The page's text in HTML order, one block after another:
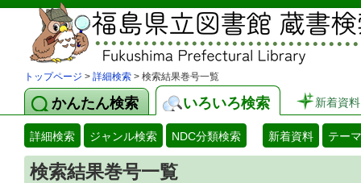
トップページ > 詳細検索 > 検索結果巻号一覧
かんたん検索 いろいろ検索 新着資料
詳細検索 ジャンル検索 NDC分類検索 新着資料 テー
検索結果巻号一覧